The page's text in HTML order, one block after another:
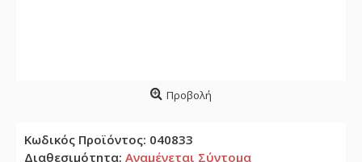
Προβολή
Κωδικός Προϊόντος: 040833
Διαθεσιμότητα: Αναμένεται Σύντομα